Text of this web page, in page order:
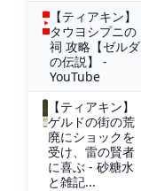
【ティアキン】
タウヨシプニの
祠 攻略【ゼルダ
の伝説】 -
YouTube
【ティアキン】
ゲルドの街の荒
廃にショックを
受け、雷の賢者
に喜ぶ - 砂糖水
と雑記...